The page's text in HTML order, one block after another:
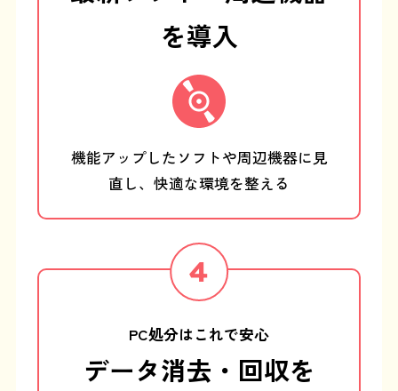
を導入
機能アップしたソフトや周辺機器に見
直し、 快適な環境を整える
PC処分はこれで安心
データ消去・回収を